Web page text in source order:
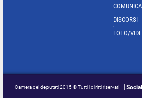
DISCORSI
FOTO/
Camera dei deputati 2015 © Tutti i diritti riservati